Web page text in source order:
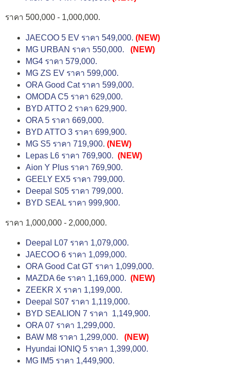
ราคา 500,000 - 1,000,000.
JAECOO 5 EV ราคา 549,000. (NEW)
MG URBAN ราคา 550,000.
(NEW)
MG4 ราคา 579,000.
MG ZS EV ราคา 599,000.
ORA Good Cat ราคา 599,000.
OMODA C5 ราคา 629,000.
BYD ATTO 2 ราคา 629,900.
ORA 5 ราคา 669,000.
BYD ATTO 3 ราคา 699,900.
MG S5 ราคา 719,900. (NEW)
Lepas L6 ราคา 769,900. (NEW)
Aion Y Plus ราคา 769,900.
GEELY EX5 ราคา 799,000.
Deepal S05 ราคา 799,000.
BYD SEAL ราคา 999,900.
ราคา 1,000,000 - 2,000,000.
Deepal L07 ราคา 1,079,000.
JAECOO 6 ราคา 1,099,000.
ORA Good Cat GT ราคา 1,099,000.
MAZDA 6e ราคา 1,169,000. (NEW)
ZEEKR X ราคา 1,199,000.
Deepal S07 ราคา 1,119,000.
BYD SEALION 7 ราคา 1,149,900.
ORA 07 ราคา 1,299,000.
BAW M8 ราคา 1,299,000.
(NEW)
Hyundai IONIQ 5 ราคา 1,399,000.
MG IM5 ราคา 1,449,900.